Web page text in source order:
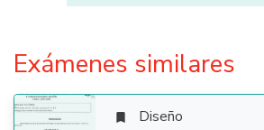
Exámenes similares
 Diseño